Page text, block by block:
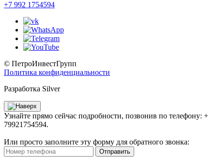
+7 992 1754594
© ПетроИнвестГрупп
Политика конфиденциальности
Разработка Silver
Узнайте прямо сейчас подробности, позвонив по телефону: +
79921754594.
Или просто заполните эту форму для обратного звонка:
Отправить